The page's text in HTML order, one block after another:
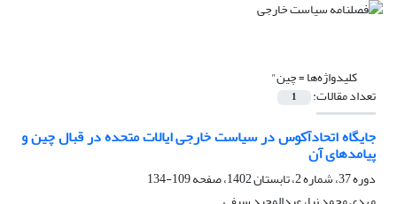
کلیدواژه‌ها =چین"
تعداد مقالات: 1
جایگاه اتحادآکوس در سیاست خارجی ایالات متحده در قبال چین و
پیامد‌های آن
دوره 37، شماره 2، تابستان 1402، صفحه
109-134